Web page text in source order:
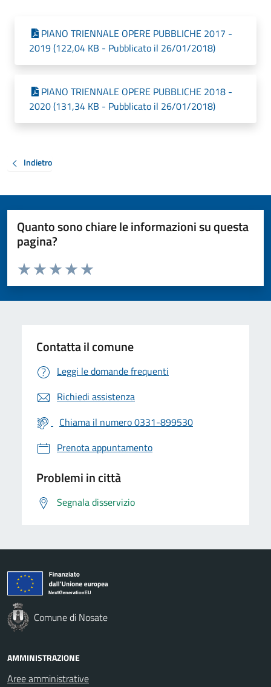
PIANO TRIENNALE OPERE PUBBLICHE 2017 -
2019 (122,04 KB - Pubblicato il 26/01/2018)
PIANO TRIENNALE OPERE PUBBLICHE 2018 -
2020 (131,34 KB - Pubblicato il 26/01/2018)
Indietro
Quanto sono chiare le informazioni su questa
pagina?
Valuta da 1 a 5 stelle la pagina
Valuta 5 stelle su 5
Valuta 4 stelle su 5
Valuta 3 stelle su 5
Valuta 2 stelle su 5
Valuta 1 stelle su 5
Contatta il comune
Leggi le domande frequenti
Richiedi assistenza
Chiama il numero 0331-899530
Prenota appuntamento
Problemi in città
Segnala disservizio
Comune di Nosate
AMMINISTRAZIONE
Aree amministrative